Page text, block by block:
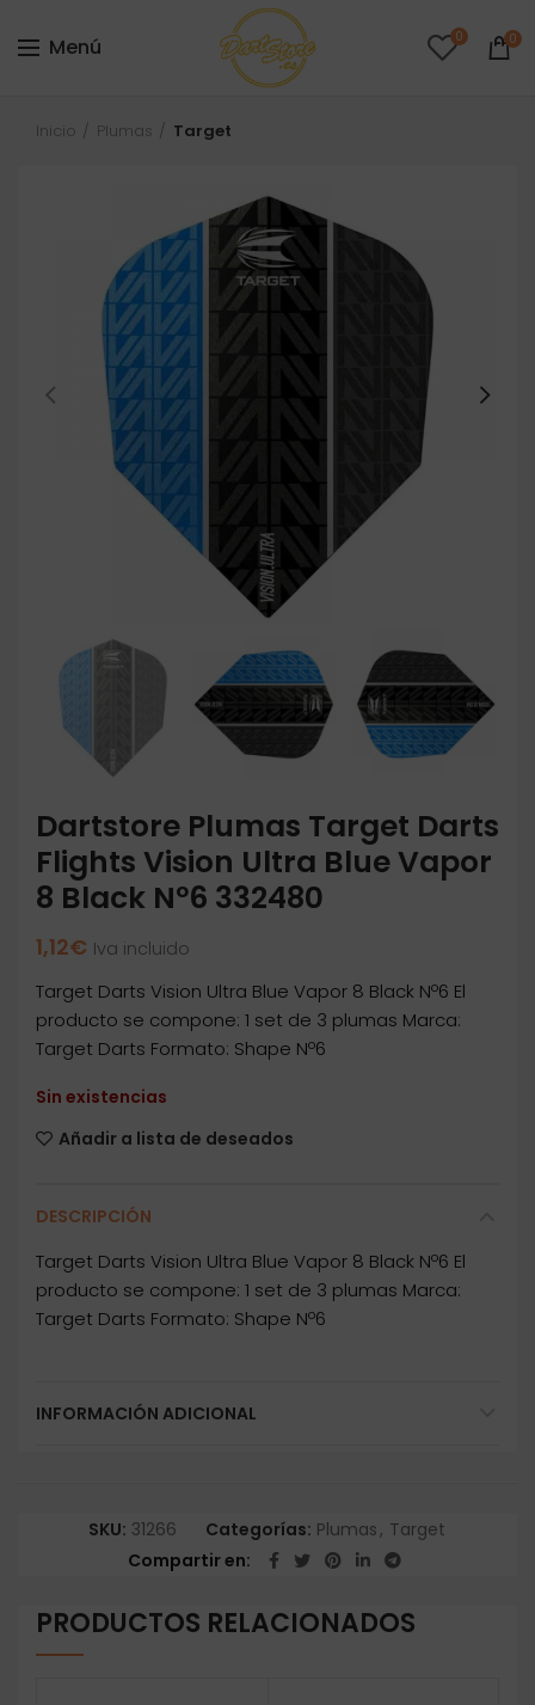
Menú 0 0
Inicio Plumas Target
Dartstore Plumas Target Darts
Flights Vision Ultra Blue Vapor
8 Black Nº6 332480
1,12€ Iva incluido
Target Darts Vision Ultra Blue Vapor 8 Black Nº6 El
producto se compone: 1 set de 3 plumas Marca:
Target Darts Formato: Shape Nº6
Sin existencias
Añadir a lista de deseados
DESCRIPCIÓN
Target Darts Vision Ultra Blue Vapor 8 Black Nº6 El
producto se compone: 1 set de 3 plumas Marca:
Target Darts Formato: Shape Nº6
INFORMACIÓN ADICIONAL
SKU: 31266 Categorías: Plumas, Target
Compartir en
PRODUCTOS RELACIONADOS